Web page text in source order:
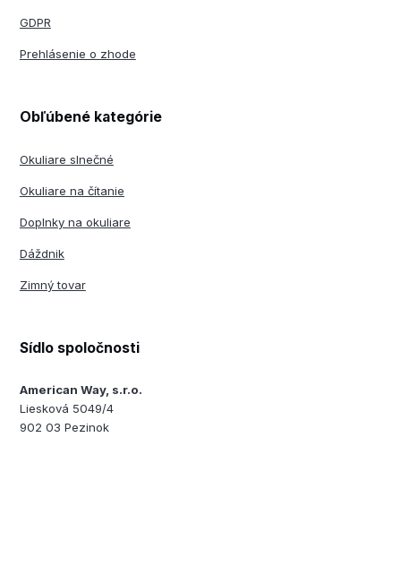
GDPR
Prehlásenie o zhode
Obľúbené kategórie
Okuliare slnečné
Okuliare na čítanie
Doplnky na okuliare
Dáždnik
Zimný tovar
Sídlo spoločnosti
American Way, s.r.o.
Liesková 5049/4
902 03 Pezinok